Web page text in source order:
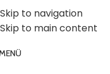
Skip to navigation
Skip to main content
☎️ 0 (224) 504 74 45